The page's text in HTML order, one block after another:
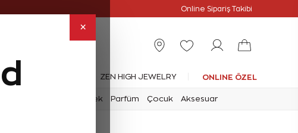
×
Online Sipariş Takibi
Özel Koleksiyonlar ZEN HIGH JEWELRY ONLINE ÖZEL
Erkek Parfüm Çocuk Aksesuar